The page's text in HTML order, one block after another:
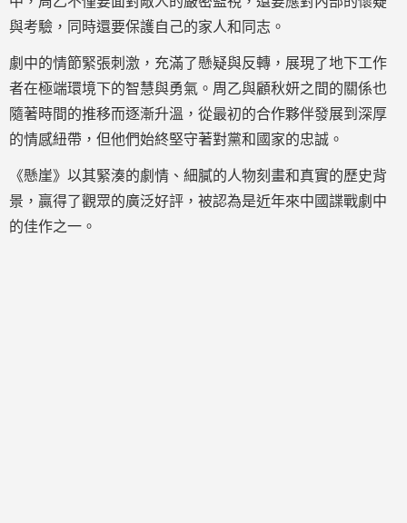
與考驗，同時還要保護自己的家人和同志。
劇中的情節緊張刺激，充滿了懸疑與反轉，展現了地下工作
者在極端環境下的智慧與勇氣。周乙與顧秋妍之間的關係也
隨著時間的推移而逐漸升溫，從最初的合作夥伴發展到深厚
的情感紐帶，但他們始終堅守著對黨和國家的忠誠。
《懸崖》以其緊湊的劇情、細膩的人物刻畫和真實的歷史背
景，贏得了觀眾的廣泛好評，被認為是近年來中國諜戰劇中
的佳作之一。